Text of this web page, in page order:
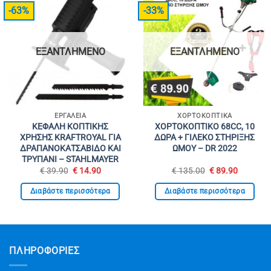
-63%
ΕΞΑΝΤΛΗΜΈΝΟ
ΕΡΓΑΛΕΊΑ
ΚΕΦΑΛΗ ΚΟΠΤΙΚΗΣ
ΧΡΗΣΗΣ KRAFTROYAL ΓΙΑ
ΔΡΑΠΑΝΟΚΑΤΣΑΒΙΔΟ ΚΑΙ
ΤΡΥΠΑΝΙ – STAHLMAYER
€39.90 Original
was:
€ 39.90.
€14.90Η
τιμή
είναι:
Διαβάστε περισσότερα
-33%
ΕΞΑΝΤΛΗΜΈΝΟ
ΧΟΡΤΟΚΟΠΤΙΚΆ
ΧΟΡΤΟΚΟΠΤΙΚΟ 68CC, 10
ΔΩΡΑ + ΓΙΛΕΚΟ ΣΤΗΡΙΞΗΣ
ΩΜΟΥ – DR 2022
€135.00 Original
was:
€ 135.00.
€89.90Η
τιμή
είναι:
Διαβάστε περισσότερα
ΠΛΗΡΟΦΟΡΙΕΣ